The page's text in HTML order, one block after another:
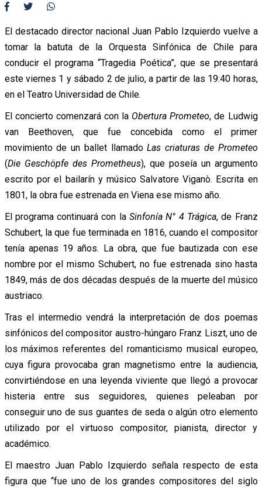
El destacado director nacional Juan Pablo Izquierdo vuelve a
tomar la batuta de la Orquesta Sinfónica de Chile para
conducir el programa “Tragedia Poética”, que se presentará
este viernes 1 y sábado 2 de julio, a partir de las 19:40 horas,
en el Teatro Universidad de Chile.
El concierto comenzará con la Obertura Prometeo, de Ludwig
van Beethoven, que fue concebida como el primer
movimiento de un ballet llamadoLas criaturas de Prometeo
(Die Geschöpfe des Prometheus), que poseía un argumento
escrito por el bailarín y músico Salvatore Viganò. Escrita en
1801, la obra fue estrenada en Viena ese mismo año.
El programa continuará con la Sinfonía N° 4 Trágica, de Franz
Schubert, la que fue terminada en 1816, cuando el compositor
tenía apenas 19 años. La obra, que fue bautizada con ese
nombre por el mismo Schubert, no fue estrenada sino hasta
1849, más de dos décadas después de la muerte del músico
austriaco.
Tras el intermedio vendrá la interpretación de dos poemas
sinfónicos del compositor austro-húngaro Franz Liszt, uno de
los máximos referentes del romanticismo musical europeo,
cuya figura provocaba gran magnetismo entre la audiencia,
convirtiéndose en una leyenda viviente que llegó a provocar
histeria entre sus seguidores, quienes peleaban por
conseguir uno de sus guantes de seda o algún otro elemento
utilizado por el virtuoso compositor, pianista, director y
académico.
El maestro Juan Pablo Izquierdo señala respecto de esta
figura que “fue uno de los grandes compositores del siglo